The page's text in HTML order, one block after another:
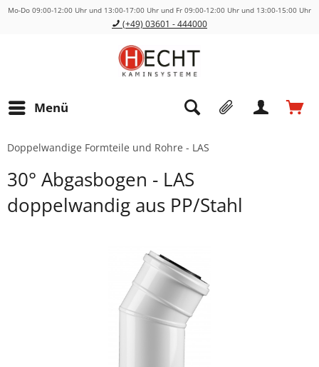
Mo-Do 09:00-12:00 Uhr und 13:00-17:00 Uhr und Fr 09:00-12:00 Uhr und 13:00-15:00 Uhr
(+49) 03601 - 444000
Menü
Doppelwandige Formteile und Rohre - LAS
30° Abgasbogen - LAS
doppelwandig aus PP/Stahl